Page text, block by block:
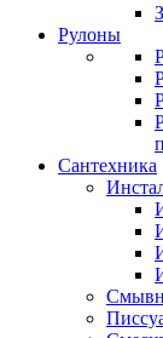
Рулоны
Сантехника